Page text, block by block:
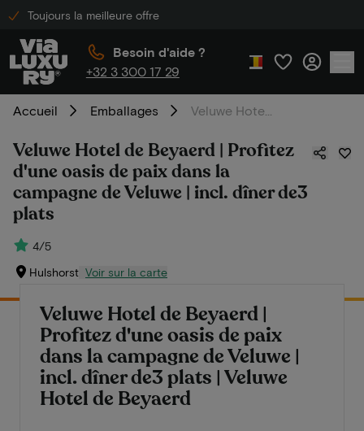
Toujours la meilleure offre
Besoin d'aide ?
+32 3 300 17 29
Accueil Emballages
Veluwe Hotel de Beyaerd | Profitez
d'une oasis de paix dans la
campagne de Veluwe | incl. dîner de3
plats
4/5
Hulshorst Voir sur la carte
Veluwe Hotel de Beyaerd |
Profitez d'une oasis de paix
dans la campagne de Veluwe |
incl. dîner de3 plats | Veluwe
Hotel de Beyaerd